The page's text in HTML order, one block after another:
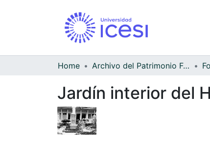
Home Archivo del Patrimonio Fotográfico y Fílmico del Valle del Cauca
Jardín interior del